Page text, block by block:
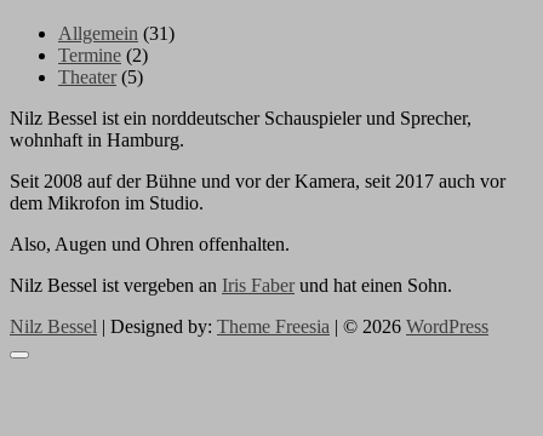
Allgemein (31)
Termine (2)
Theater(5)
Nilz Bessel ist ein norddeutscher Schauspieler und Sprecher,
wohnhaft in Hamburg.
Seit 2008 auf der Bühne und vor der Kamera, seit 2017 auch vor
dem Mikrofon im Studio.
Also, Augen und Ohren offenhalten.
Nilz Bessel ist vergeben an Iris Faberund hat einen Sohn.
Nilz Bessel | Designed by: Theme Freesia | © 2026 WordPress